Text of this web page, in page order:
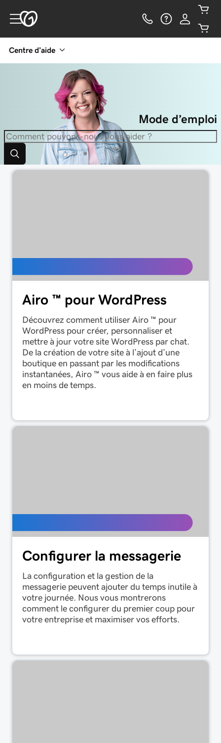
Centre d’aide
Mode d’emploi
Airo ™ pour WordPress
Découvrez comment utiliser Airo ™ pour
WordPress pour créer, personnaliser et
mettre à jour votre site WordPress par chat.
De la création de votre site à l’ajout d’une
boutique en passant par les modifications
instantanées, Airo ™ vous aide à en faire plus
en moins de temps.
Configurer la messagerie
La configuration et la gestion de la
messagerie peuvent ajouter du temps inutile à
votre journée. Nous vous montrerons
comment le configurer du premier coup pour
votre entreprise et maximiser vos efforts.